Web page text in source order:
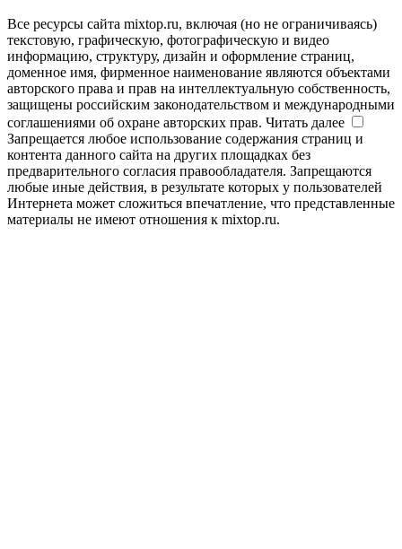
Все ресурсы сайта mixtop.ru, включая (но не ограничиваясь)
текстовую, графическую, фотографическую и видео
информацию, структуру, дизайн и оформление страниц,
доменное имя, фирменное наименование являются объектами
авторского права и прав на интеллектуальную собственность,
защищены российским законодательством и международными
соглашениями об охране авторских прав. Читать далее
Запрещается любое использование содержания страниц и
контента данного сайта на других площадках без
предварительного согласия правообладателя. Запрещаются
любые иные действия, в результате которых у пользователей
Интернета может сложиться впечатление, что представленные
материалы не имеют отношения к mixtop.ru.